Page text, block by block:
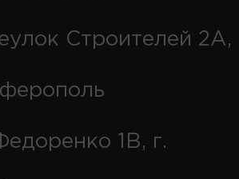
Строителей 2А,
1В, г.